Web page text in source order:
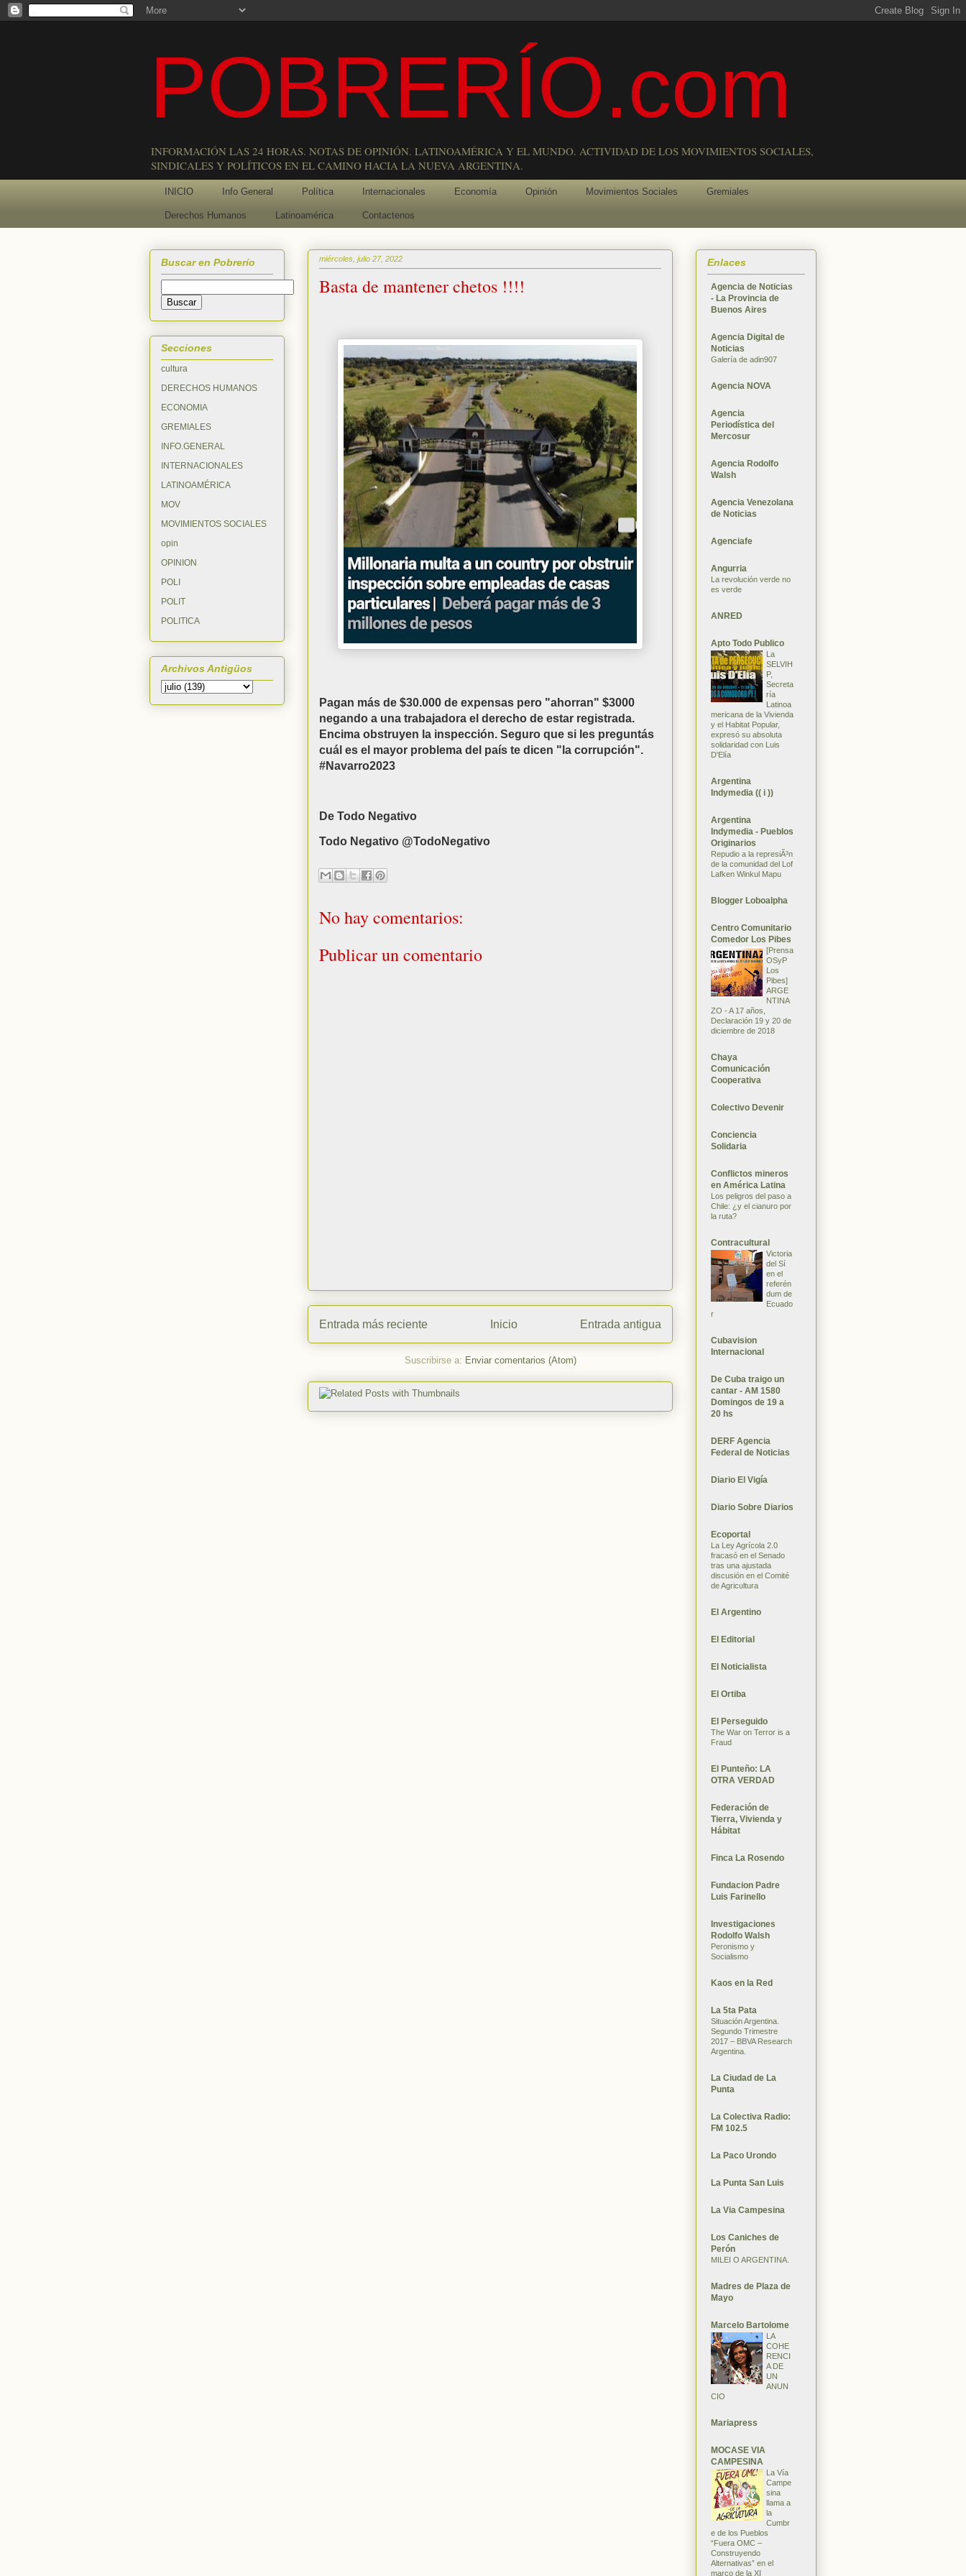
POBRERÍO.com
INFORMACIÓN LAS 24 HORAS. NOTAS DE OPINIÓN. LATINOAMÉRICA Y EL MUNDO. ACTIVIDAD DE LOS MOVIMIENTOS SOCIALES,
SINDICALES Y POLÍTICOS EN EL CAMINO HACIA LA NUEVA ARGENTINA.
INICIO Info General Política Internacionales Economía Opinión Movimientos Sociales Gremiales
Derechos Humanos Latinoamérica Contactenos
miércoles, julio 27, 2022
Basta de mantener chetos !!!!
Pagan más de $30.000 de expensas pero "ahorran" $3000
negando a una trabajadora el derecho de estar registrada.
Encima obstruyen la inspección. Seguro que si les preguntás
cuál es el mayor problema del país te dicen "la corrupción".
#Navarro2023
De Todo Negativo
Todo Negativo @TodoNegativo
No hay comentarios:
Publicar un comentario
Entrada más reciente Entrada antigua
Inicio
Suscribirse a: Enviar comentarios (Atom)
Buscar en Pobrerío
Secciones
cultura
DERECHOS HUMANOS
ECONOMIA
GREMIALES
INFO.GENERAL
INTERNACIONALES
LATINOAMÉRICA
MOV
MOVIMIENTOS SOCIALES
opin
OPINION
POLI
POLIT
POLITICA
Archivos Antigüos
Enlaces
Agencia de Noticias
- La Provincia de
Buenos Aires
Agencia Digital de
Noticias
Galería de adin907
Agencia NOVA
Agencia
Periodística del
Mercosur
Agencia Rodolfo
Walsh
Agencia Venezolana
de Noticias
Agenciafe
Angurria
La revolución verde no
es verde
ANRED
Apto Todo Publico
La
SELVIH
P,
Secreta
ría
Latinoa
mericana de la Vivienda
y el Habitat Popular,
expresó su absoluta
solidaridad con Luis
D'Elía
Argentina
Indymedia (( i ))
Argentina
Indymedia - Pueblos
Originarios
Repudio a la represiÃ³n
de la comunidad del Lof
Lafken Winkul Mapu
Blogger Loboalpha
Centro Comunitario
Comedor Los Pibes
[Prensa
OSyP
Los
Pibes]
ARGE
NTINA
ZO - A 17 años,
Declaración 19 y 20 de
diciembre de 2018
Chaya
Comunicación
Cooperativa
Colectivo Devenir
Conciencia
Solidaria
Conflictos mineros
en América Latina
Los peligros del paso a
Chile: ¿y el cianuro por
la ruta?
Contracultural
Victoria
del Sí
en el
referén
dum de
Ecuado
r
Cubavision
Internacional
De Cuba traigo un
cantar - AM 1580
Domingos de 19 a
20 hs
DERF Agencia
Federal de Noticias
Diario El Vigía
Diario Sobre Diarios
Ecoportal
La Ley Agrícola 2.0
fracasó en el Senado
tras una ajustada
discusión en el Comité
de Agricultura
El Argentino
El Editorial
El Noticialista
El Ortiba
El Perseguido
The War on Terror is a
Fraud
El Punteño: LA
OTRA VERDAD
Federación de
Tierra, Vivienda y
Hábitat
Finca La Rosendo
Fundacion Padre
Luis Farinello
Investigaciones
Rodolfo Walsh
Peronismo y
Socialismo
Kaos en la Red
La 5ta Pata
Situación Argentina.
Segundo Trimestre
2017 – BBVA Research
Argentina.
La Ciudad de La
Punta
La Colectiva Radio:
FM 102.5
La Paco Urondo
La Punta San Luis
La Via Campesina
Los Caniches de
Perón
MILEI O ARGENTINA.
Madres de Plaza de
Mayo
Marcelo Bartolome
LA
COHE
RENCI
A DE
UN
ANUN
CIO
Mariapress
MOCASE VIA
CAMPESINA
La Vía
Campe
sina
llama a
la
Cumbr
e de los Pueblos
“Fuera OMC –
Construyendo
Alternativas” en el
marco de la XI